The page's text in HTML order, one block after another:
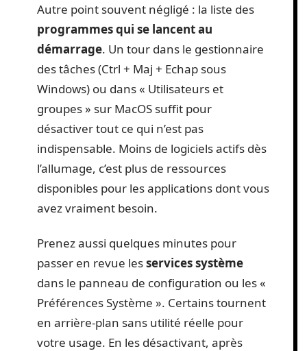
Autre point souvent négligé : la liste des
programmes qui se lancent au
démarrage. Un tour dans le gestionnaire
des tâches (Ctrl + Maj + Echap sous
Windows) ou dans « Utilisateurs et
groupes » sur MacOS suffit pour
désactiver tout ce qui n’est pas
indispensable. Moins de logiciels actifs dès
l’allumage, c’est plus de ressources
disponibles pour les applications dont vous
avez vraiment besoin.
Prenez aussi quelques minutes pour
passer en revue lesservices système
dans le panneau de configuration ou les «
Préférences Système ». Certains tournent
en arrière-plan sans utilité réelle pour
votre usage. En les désactivant, après